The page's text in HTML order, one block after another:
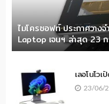
ไมโครซอฟท์ ประกาศวา
Laptop เจนฯ ล่าสุด 23
เลอโนโว
23/06/